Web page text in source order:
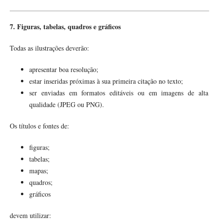
7. Figuras, tabelas, quadros e gráficos
Todas as ilustrações deverão:
apresentar boa resolução;
estar inseridas próximas à sua primeira citação no texto;
ser enviadas em formatos editáveis ou em imagens de alta
qualidade (JPEG ou PNG).
Os títulos e fontes de:
figuras;
tabelas;
mapas;
quadros;
gráficos
devem utilizar: